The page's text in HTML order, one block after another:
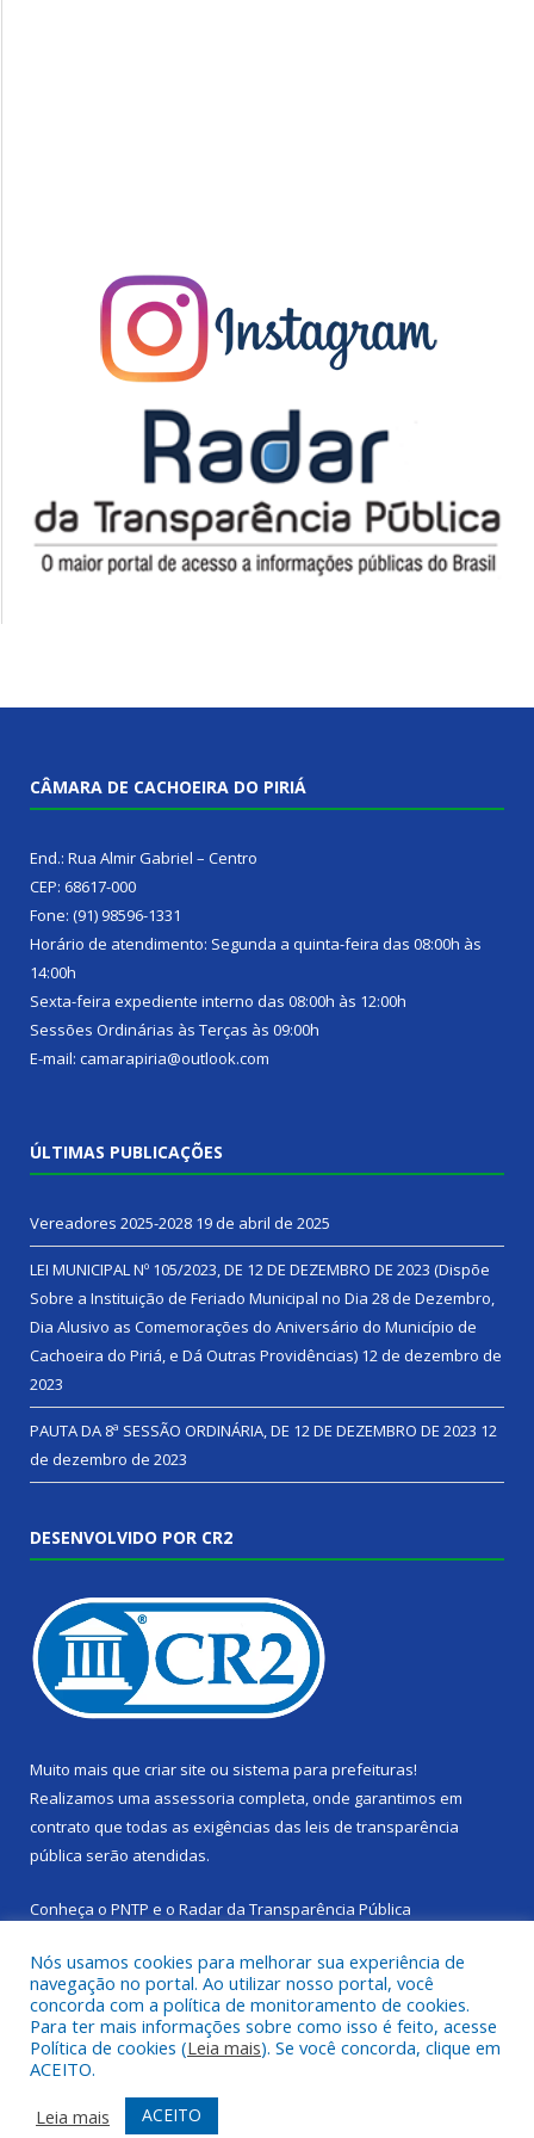
CÂMARA DE CACHOEIRA DO PIRIÁ
End.: Rua Almir Gabriel – Centro
CEP: 68617-000
Fone: (91) 98596-1331
Horário de atendimento: Segunda a quinta-feira das 08:00h às
14:00h
Sexta-feira expediente interno das 08:00h às 12:00h
Sessões Ordinárias às Terças às 09:00h
E-mail: camarapiria@outlook.com
ÚLTIMAS PUBLICAÇÕES
Vereadores 2025-2028 19 de abril de 2025
LEI MUNICIPAL Nº 105/2023, DE 12 DE DEZEMBRO DE 2023 (Dispõe
Sobre a Instituição de Feriado Municipal no Dia 28 de Dezembro,
Dia Alusivo as Comemorações do Aniversário do Município de
Cachoeira do Piriá, e Dá Outras Providências) 12 de dezembro de
2023
PAUTA DA 8ª SESSÃO ORDINÁRIA, DE 12 DE DEZEMBRO DE 2023 12
de dezembro de 2023
DESENVOLVIDO POR CR2
Muito mais que criar site ou sistema para prefeituras!
Realizamos uma assessoria completa, onde garantimos em
contrato que todas as exigências das leis de transparência
pública serão atendidas.
Conheça o PNTP e o Radar da Transparência Pública
Todos os direitos reservados a Câmara Municipal de Cachoeira
do Piriá.
Mapa do Site
Acessar Área Administrativa
Nós usamos cookies para melhorar sua experiência de
navegação no portal. Ao utilizar nosso portal, você
concorda com a política de monitoramento de cookies.
Para ter mais informações sobre como isso é feito, acesse
Política de cookies (Leia mais). Se você concorda, clique em
ACEITO.
Leia mais
ACEITO